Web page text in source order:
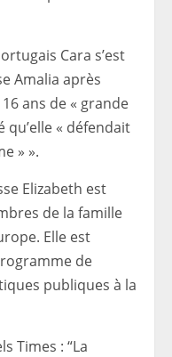
Cara s’est
Amalia après
ans de « grande
« défendait
» ».
Elizabeth est
de la famille
Elle est
de
publiques à la
Times : “La